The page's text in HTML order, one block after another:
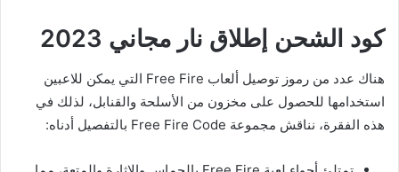
كود الشحن إطلاق نار مجاني 2023
هناك عدد من رموز توصيل ألعاب Free Fire التي يمكن للاعبين
استخدامها للحصول على مخزون من الأسلحة والقنابل، لذلك في
هذه الفقرة، نناقش مجموعة Free Fire Code بالتفصيل أدناه: